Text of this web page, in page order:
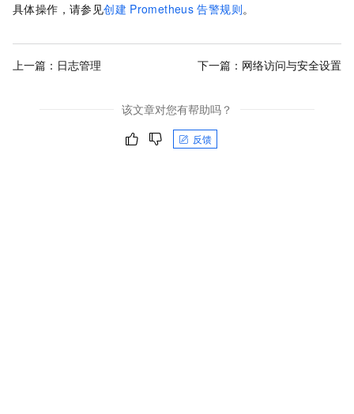
具体操作，请参见创建 Prometheus 告警规则。
上一篇： 日志管理 下一篇： 网络访问与安全设置
该文章对您有帮助吗？
反馈